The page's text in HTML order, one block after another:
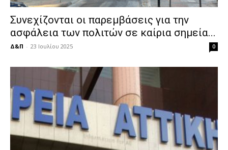
Συνεχίζονται οι παρεμβάσεις για την
ασφάλεια των πολιτών σε καίρια σημεία...
Δ&Π - 23 Ιουλίου 2025 0